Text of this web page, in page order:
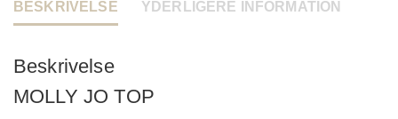
BESKRIVELSE YDERLIGERE INFORMATION
Beskrivelse
MOLLY JO TOP